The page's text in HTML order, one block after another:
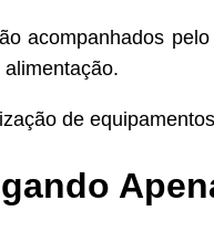
acompanhados
de